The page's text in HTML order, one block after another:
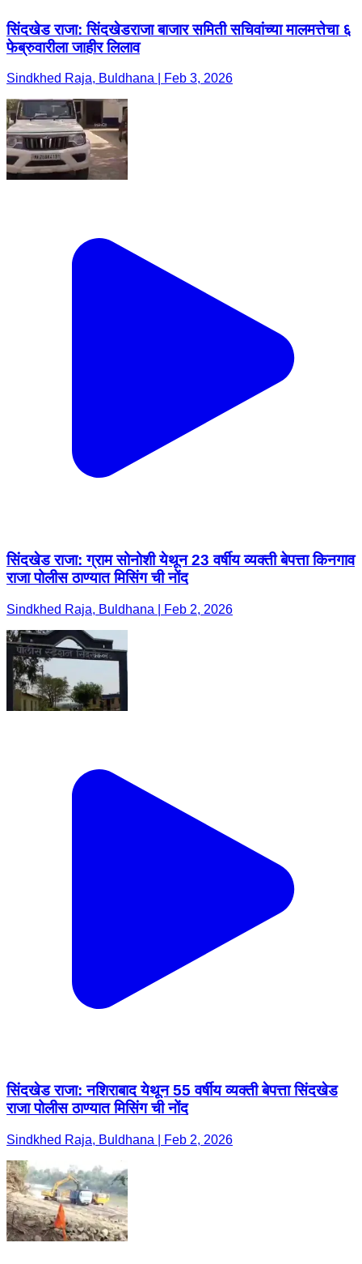
सिंदखेड राजा: सिंदखेडराजा बाजार समिती सचिवांच्या मालमत्तेचा ६
फेब्रुवारीला जाहीर लिलाव
Sindkhed Raja, Buldhana | Feb 3, 2026
सिंदखेड राजा: ग्राम सोनोशी येथून 23 वर्षीय व्यक्ती बेपत्ता किनगाव
राजा पोलीस ठाण्यात मिसिंग ची नोंद
Sindkhed Raja, Buldhana | Feb 2, 2026
सिंदखेड राजा: नशिराबाद येथून 55 वर्षीय व्यक्ती बेपत्ता सिंदखेड
राजा पोलीस ठाण्यात मिसिंग ची नोंद
Sindkhed Raja, Buldhana | Feb 2, 2026